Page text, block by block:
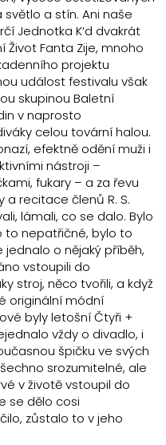
a stín. Ani naše
Jednotka K’d dvakrát
Fanta Zije, mnoho
projektu
událost festivalu však
skupinou Baletní
v naprosto
celou tovární halou.
efektně odění muži i
nástroji –
fukary – a za řevu
a recitace členů R. S.
lámali, co se dalo. Bylo
to nepatřičné, bylo to
jednalo o nějaký příběh,
vstoupili do
stroj, něco tvořili, a když
originální módní
byly letošní Čtyři +
vždy o divadlo, i
špičku ve svých
srozumitelné, ale
v životě vstoupil do
se dělo cosi
zůstalo to v jeho